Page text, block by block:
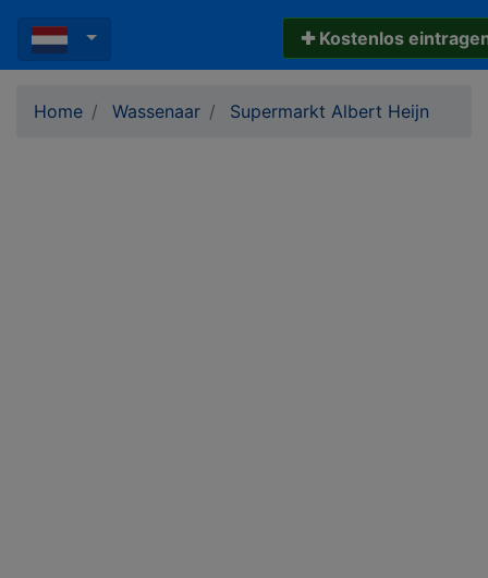
✚ Kostenlos
Home Wassenaar Supermarkt Albert Heijn